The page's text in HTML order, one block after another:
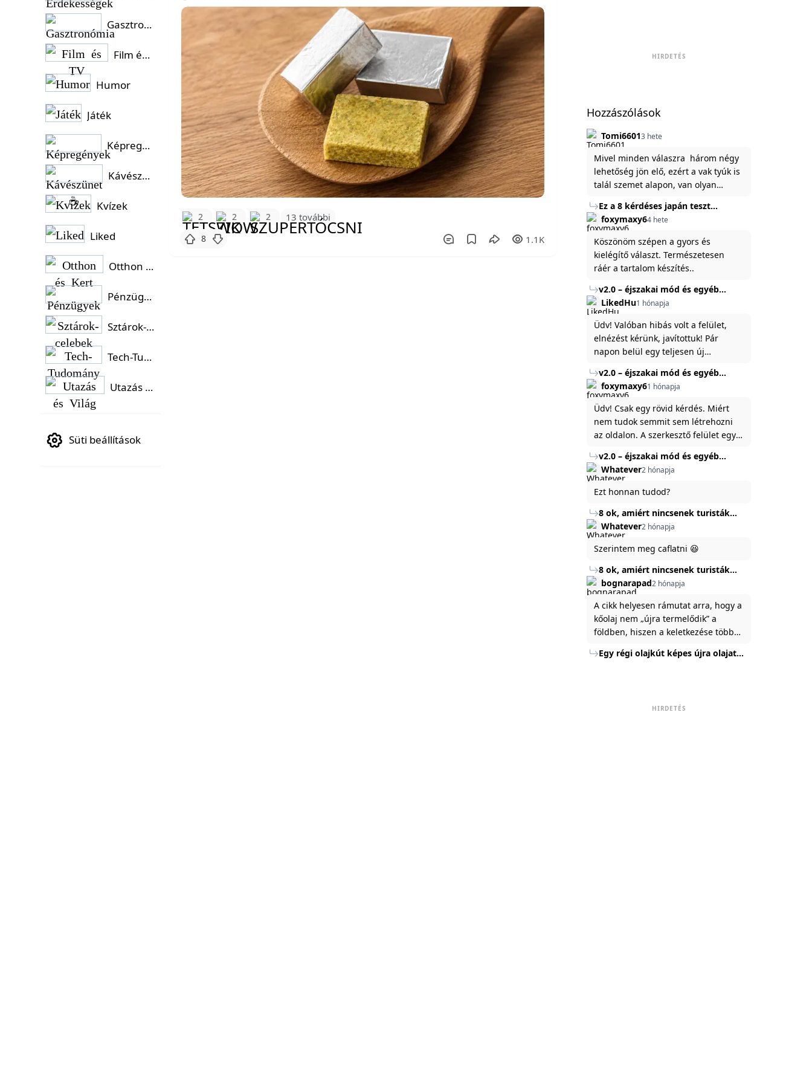
2 2 2 13 további
8 1.1K
HIRDETÉS
Hozzászólások
Tomi66013 hete
Mivel minden válaszra három négy
lehetőség jön elő, ezért a vak tyúk is
talál szemet alapon, van olyan
Ez a 8 kérdéses japán teszt
hibátlanul feltárja az igazságot
rólad
foxymaxy64 hete
Köszönöm szépen a gyors és
kielégítő választ. Természetesen
ráér a tartalom készítés..
v2.0 – éjszakai mód és egyéb
fejlesztések
LikedHu1 hónapja
Üdv! Valóban hibás volt a felület,
elnézést kérünk, javítottuk! Pár
napon belül egy teljesen új
weboldal legújabb, 3.0-ás verzióját,
és vélhetően ez zavart be kicsit.Egy
baráti megjegyzés: ha nem fontos
és tud várni néhány napot a
tartalom, amit készíteni
szeretnél, inkább várj néhány napot,
mert ég és föld lesz a különbség a
jelenlegi rendszer és az új között -
legfőképpen egyébként épp
tartalomkészítési szempontból! :)
v2.0 – éjszakai mód és egyéb
fejlesztések
foxymaxy61 hónapja
Üdv! Csak egy rövid kérdés. Miért
nem tudok semmit sem létrehozni
az oldalon. A szerkesztő felület egy
Köszönöm ha válaszoltok.
v2.0 – éjszakai mód és egyéb
fejlesztések
Whatever2 hónapja
Ezt honnan tudod?
8 ok, amiért nincsenek turisták
Törökország Fekete-tenger felőli
partján
Whatever2 hónapja
Szerintem meg caflatni 😆
8 ok, amiért nincsenek turisták
Törökország Fekete-tenger felőli
partján
bognarapad2 hónapja
A cikk helyesen rámutat arra, hogy a
kőolaj nem „újra termelődik” a
földben, hiszen a keletkezése több
Energiaügyi Minisztériuma szerint a
nyomáskülönbség kiegyenlítődik,
Egy régi olajkút képes újra olajat
HIRDETÉS
Gasztronómia
Film és TV
Humor
Játék
Képregények
Kávészünet ☕
Kvízek
Liked
Otthon és Kert
Pénzügyek
Sztárok-celebek
Tech-Tudomány
Utazás és Világ
Süti beállítások